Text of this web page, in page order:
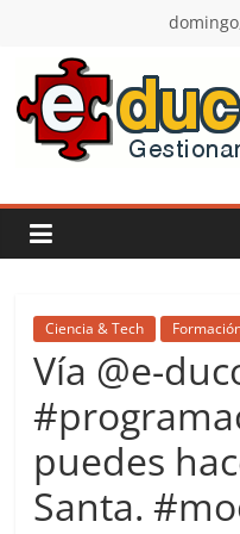
contenido
E-
duco:
Gestión
del
Learn
more.
Do
Ciencia & Tech
Vía @e-
puedes
Santa.